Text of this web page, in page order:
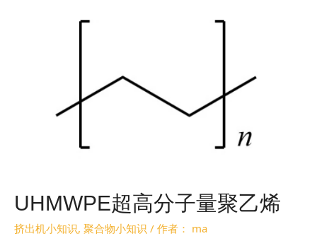
UHMWPE超高分子量聚乙烯
挤出机小知识, 聚合物小知识 / 作者： ma